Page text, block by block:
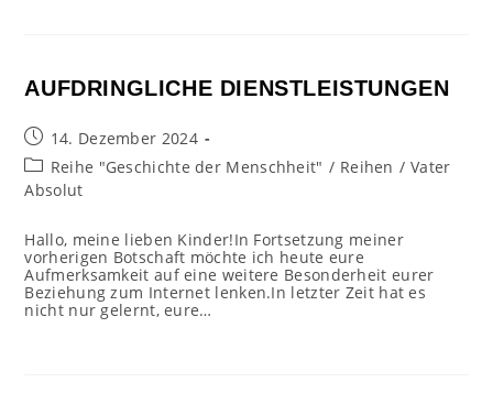
AUFDRINGLICHE DIENSTLEISTUNGEN
Beitrag
veröffentlicht:
14. Dezember 2024
Beitrags-
Kategorie:
Reihe "Geschichte der Menschheit" / Reihen / Vater
Absolut
Hallo, meine lieben Kinder!In Fortsetzung meiner
vorherigen Botschaft möchte ich heute eure
Aufmerksamkeit auf eine weitere Besonderheit eurer
Beziehung zum Internet lenken.In letzter Zeit hat es
nicht nur gelernt, eure…